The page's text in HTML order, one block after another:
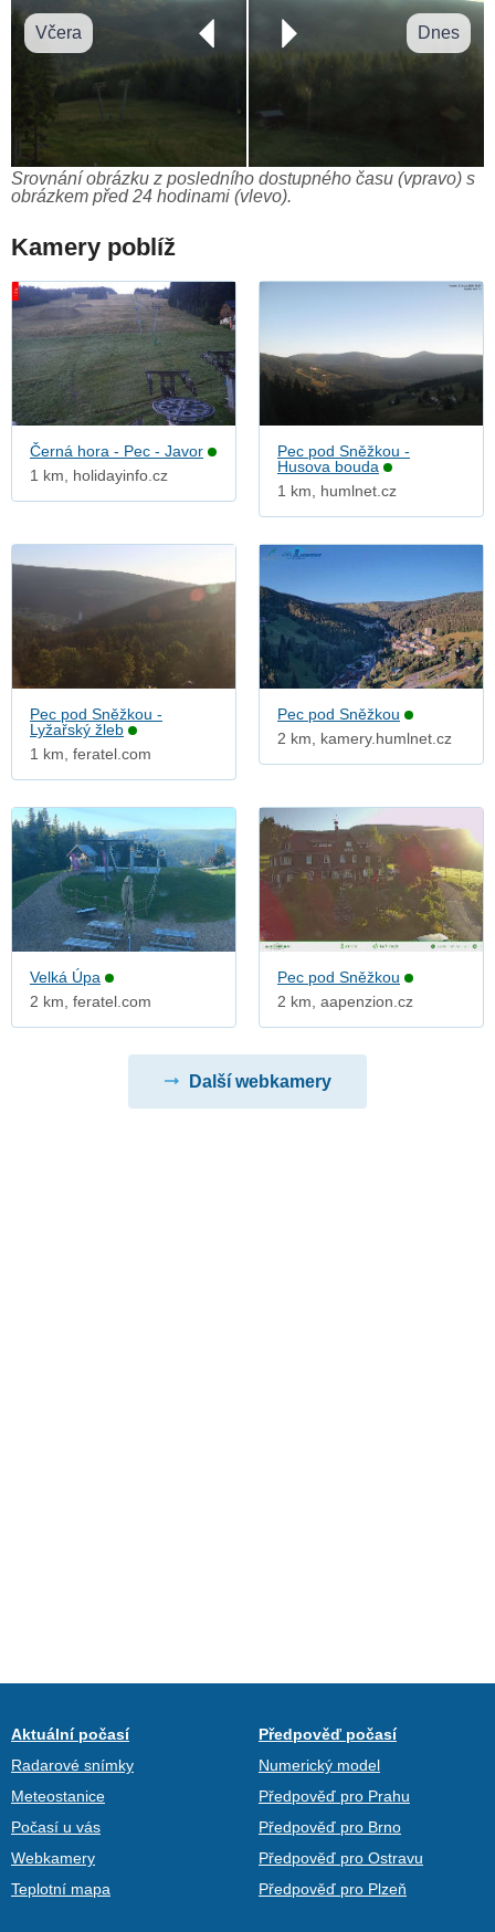
Včera Dnes
Srovnání obrázku z posledního dostupného času (vpravo) s
obrázkem před 24 hodinami (vlevo).
Kamery poblíž
Černá hora - Pec - Javor
1 km, holidayinfo.cz
Pec pod Sněžkou -
Husova bouda
1 km, humlnet.cz
Pec pod Sněžkou -
Lyžařský žleb
1 km, feratel.com
Pec pod Sněžkou
2 km, kamery.humlnet.cz
Velká Úpa
2 km, feratel.com
Pec pod Sněžkou
2 km, aapenzion.cz
Další webkamery
Aktuální počasí
Radarové snímky
Meteostanice
Počasí u vás
Webkamery
Teplotní mapa
Předpověď počasí
Numerický model
Předpověď pro Prahu
Předpověď pro Brno
Předpověď pro Ostravu
Předpověď pro Plzeň